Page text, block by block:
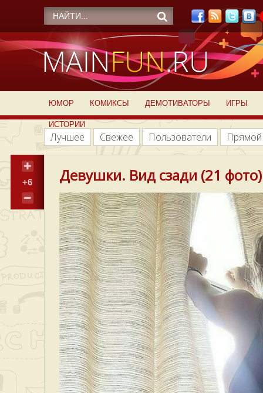
ЮМОР КОМИКСЫ ДЕМОТИВАТОРЫ ИГРЫ
ИСТОРИИ
Лучшее Свежее Пользователи
+6 Девушки. Вид сзади (21 фото)